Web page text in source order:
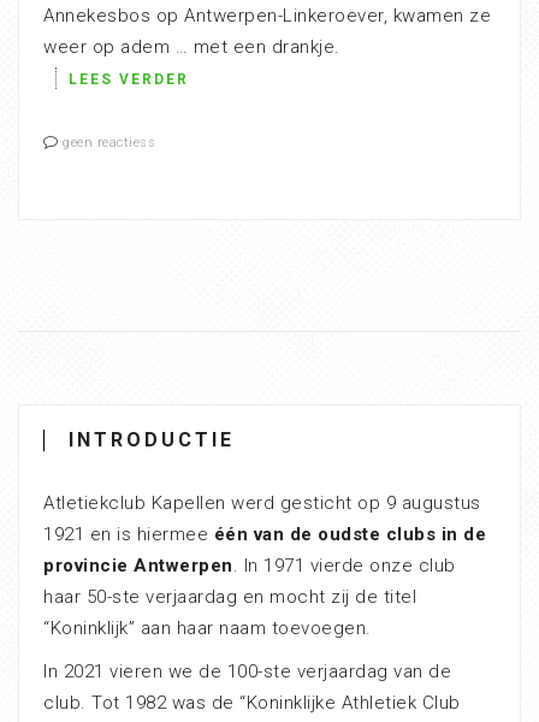
Annekesbos op Antwerpen-Linkeroever, kwamen ze
weer op adem … met een drankje.
LEES VERDER
geen reactiess
INTRODUCTIE
Atletiekclub Kapellen werd gesticht op 9 augustus
1921 en is hiermee één van de oudste clubs in de
provincie Antwerpen. In 1971 vierde onze club
haar 50-ste verjaardag en mocht zij de titel
“Koninklijk” aan haar naam toevoegen.
In 2021 vieren we de 100-ste verjaardag van de
club. Tot 1982 was de “Koninklijke Athletiek Club